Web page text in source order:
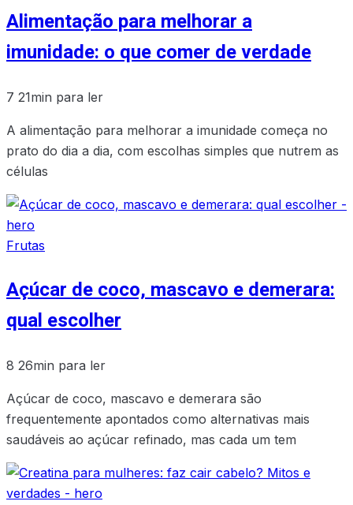
Alimentação para melhorar a
imunidade: o que comer de verdade
7 21min para ler
A alimentação para melhorar a imunidade começa no
prato do dia a dia, com escolhas simples que nutrem as
células
Frutas
Açúcar de coco, mascavo e demerara:
qual escolher
8 26min para ler
Açúcar de coco, mascavo e demerara são
frequentemente apontados como alternativas mais
saudáveis ao açúcar refinado, mas cada um tem